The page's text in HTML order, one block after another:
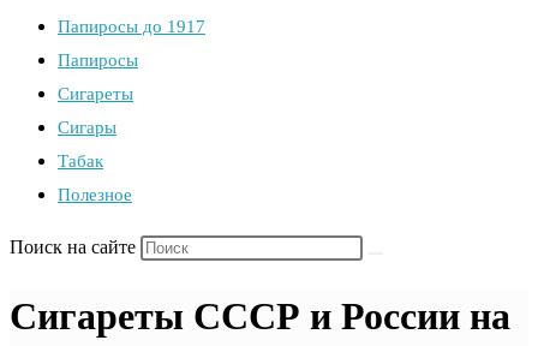
Папиросы до 1917
Папиросы
Сигареты
Сигары
Табак
Полезное
Поиск на сайте
Сигареты СССР и России на